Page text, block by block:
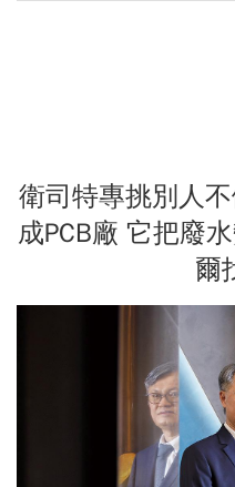
衛司特專挑別人
成PCB廠 它把廢
爾